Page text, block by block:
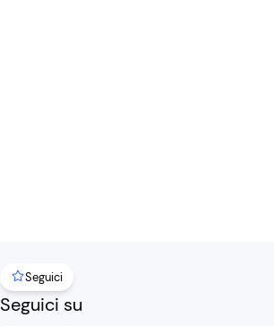
Seguici
Seguici su